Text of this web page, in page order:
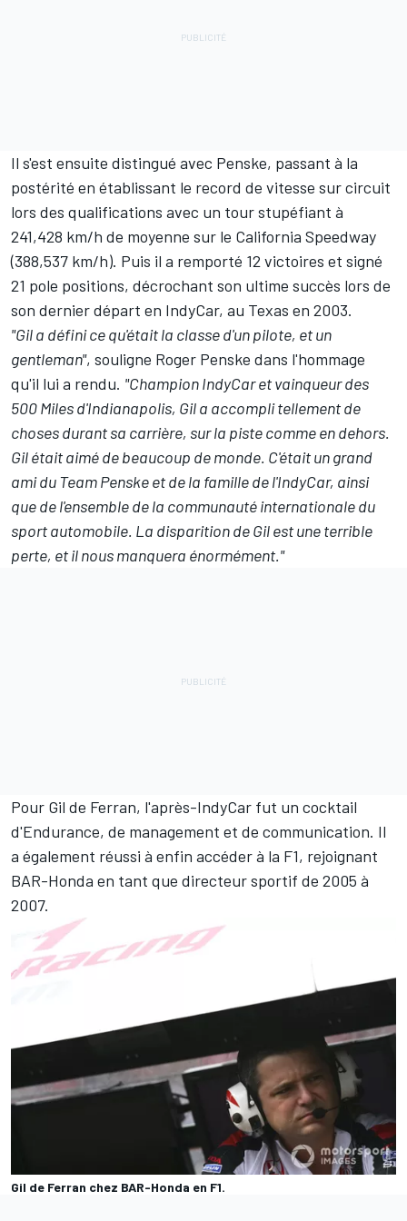
Il s'est ensuite distingué avec Penske, passant à la
postérité en établissant le record de vitesse sur circuit
lors des qualifications avec un tour stupéfiant à
241,428 km/h de moyenne sur le California Speedway
(388,537 km/h). Puis il a remporté 12 victoires et signé
21 pole positions, décrochant son ultime succès lors de
son dernier départ en IndyCar, au Texas en 2003.
"Gil a défini ce qu'était la classe d'un pilote, et un
gentleman", souligne Roger Penske dans l'hommage
qu'il lui a rendu. "Champion IndyCar et vainqueur des
500 Miles d'Indianapolis, Gil a accompli tellement de
choses durant sa carrière, sur la piste comme en dehors.
Gil était aimé de beaucoup de monde. C'était un grand
ami du Team Penske et de la famille de l'IndyCar, ainsi
que de l'ensemble de la communauté internationale du
sport automobile. La disparition de Gil est une terrible
perte, et il nous manquera énormément."
Pour Gil de Ferran, l'après-IndyCar fut un cocktail
d'Endurance, de management et de communication. Il
a également réussi à enfin accéder à la F1, rejoignant
BAR-Honda en tant que directeur sportif de 2005 à
2007.
Gil de Ferran chez BAR-Honda en F1.